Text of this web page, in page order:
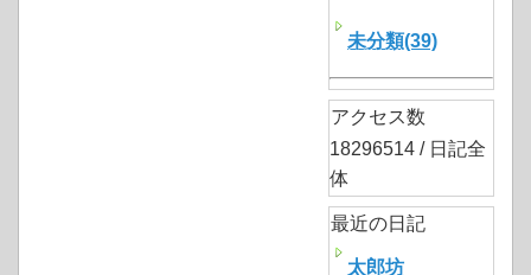
未分類(39)
アクセス数
18296514 / 日記全
体
最近の日記
太郎坊